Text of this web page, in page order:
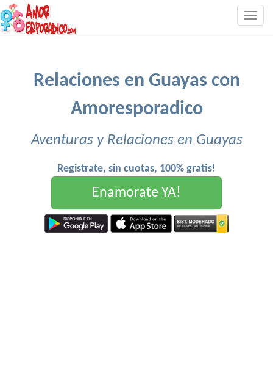
Relaciones en Guayas con
Amoresporadico
Aventuras y Relaciones en Guayas
Registrate, sin cuotas, 100% gratis!
Enamorate YA!